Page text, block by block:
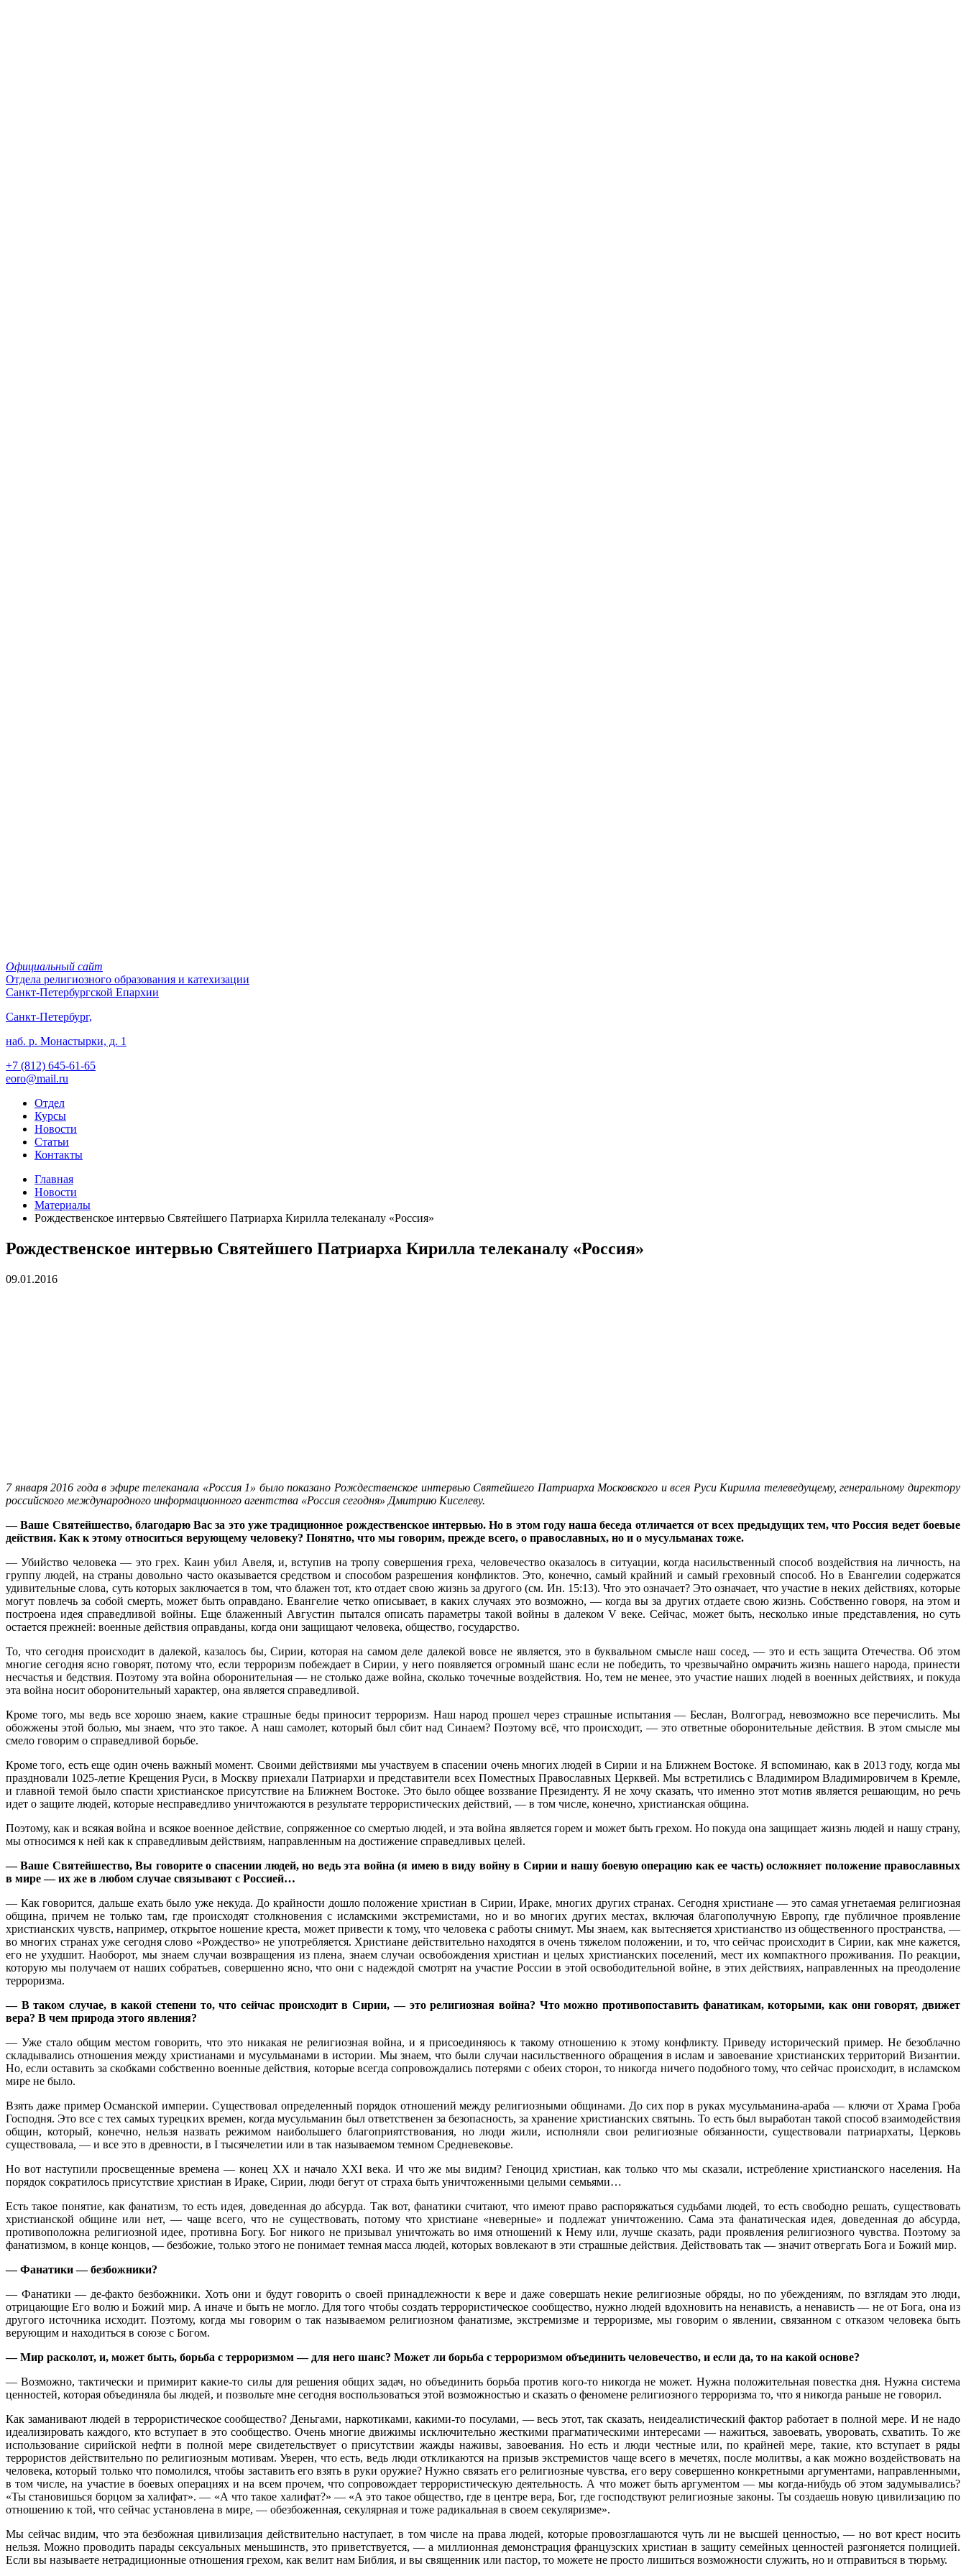
Официальный сайт
Отдела религиозного образования и катехизации
Санкт-Петербургской Епархии
Санкт-Петербург,
наб. р. Монастырки, д. 1
+7 (812) 645-61-65
eoro@mail.ru
Отдел
Курсы
Новости
Статьи
Контакты
Главная
Новости
Материалы
Рождественское интервью Святейшего Патриарха Кирилла телеканалу «Россия»
Рождественское интервью Святейшего Патриарха Кирилла телеканалу «Россия»
09.01.2016
7 января 2016 года в эфире телеканала «Россия 1» было показано Рождественское интервью Святейшего Патриарха Московского и всея Руси Кирилла телеведущему, генеральному директору
российского международного информационного агентства «Россия сегодня» Дмитрию Киселеву.
— Ваше Святейшество, благодарю Вас за это уже традиционное рождественское интервью. Но в этом году наша беседа отличается от всех предыдущих тем, что Россия ведет боевые
действия. Как к этому относиться верующему человеку? Понятно, что мы говорим, прежде всего, о православных, но и о мусульманах тоже.
— Убийство человека — это грех. Каин убил Авеля, и, вступив на тропу совершения греха, человечество оказалось в ситуации, когда насильственный способ воздействия на личность, на
группу людей, на страны довольно часто оказывается средством и способом разрешения конфликтов. Это, конечно, самый крайний и самый греховный способ. Но в Евангелии содержатся
удивительные слова, суть которых заключается в том, что блажен тот, кто отдает свою жизнь за другого (см. Ин. 15:13). Что это означает? Это означает, что участие в неких действиях, которые
могут повлечь за собой смерть, может быть оправдано. Евангелие четко описывает, в каких случаях это возможно, — когда вы за других отдаете свою жизнь. Собственно говоря, на этом и
построена идея справедливой войны. Еще блаженный Августин пытался описать параметры такой войны в далеком V веке. Сейчас, может быть, несколько иные представления, но суть
остается прежней: военные действия оправданы, когда они защищают человека, общество, государство.
То, что сегодня происходит в далекой, казалось бы, Сирии, которая на самом деле далекой вовсе не является, это в буквальном смысле наш сосед, — это и есть защита Отечества. Об этом
многие сегодня ясно говорят, потому что, если терроризм побеждает в Сирии, у него появляется огромный шанс если не победить, то чрезвычайно омрачить жизнь нашего народа, принести
несчастья и бедствия. Поэтому эта война оборонительная — не столько даже война, сколько точечные воздействия. Но, тем не менее, это участие наших людей в военных действиях, и покуда
эта война носит оборонительный характер, она является справедливой.
Кроме того, мы ведь все хорошо знаем, какие страшные беды приносит терроризм. Наш народ прошел через страшные испытания — Беслан, Волгоград, невозможно все перечислить. Мы
обожжены этой болью, мы знаем, что это такое. А наш самолет, который был сбит над Синаем? Поэтому всё, что происходит, — это ответные оборонительные действия. В этом смысле мы
смело говорим о справедливой борьбе.
Кроме того, есть еще один очень важный момент. Своими действиями мы участвуем в спасении очень многих людей в Сирии и на Ближнем Востоке. Я вспоминаю, как в 2013 году, когда мы
праздновали 1025-летие Крещения Руси, в Москву приехали Патриархи и представители всех Поместных Православных Церквей. Мы встретились с Владимиром Владимировичем в Кремле,
и главной темой было спасти христианское присутствие на Ближнем Востоке. Это было общее воззвание Президенту. Я не хочу сказать, что именно этот мотив является решающим, но речь
идет о защите людей, которые несправедливо уничтожаются в результате террористических действий, — в том числе, конечно, христианская община.
Поэтому, как и всякая война и всякое военное действие, сопряженное со смертью людей, и эта война является горем и может быть грехом. Но покуда она защищает жизнь людей и нашу страну,
мы относимся к ней как к справедливым действиям, направленным на достижение справедливых целей.
— Ваше Святейшество, Вы говорите о спасении людей, но ведь эта война (я имею в виду войну в Сирии и нашу боевую операцию как ее часть) осложняет положение православных
в мире — их же в любом случае связывают с Россией…
— Как говорится, дальше ехать было уже некуда. До крайности дошло положение христиан в Сирии, Ираке, многих других странах. Сегодня христиане — это самая угнетаемая религиозная
община, причем не только там, где происходят столкновения с исламскими экстремистами, но и во многих других местах, включая благополучную Европу, где публичное проявление
христианских чувств, например, открытое ношение креста, может привести к тому, что человека с работы снимут. Мы знаем, как вытесняется христианство из общественного пространства, —
во многих странах уже сегодня слово «Рождество» не употребляется. Христиане действительно находятся в очень тяжелом положении, и то, что сейчас происходит в Сирии, как мне кажется,
его не ухудшит. Наоборот, мы знаем случаи возвращения из плена, знаем случаи освобождения христиан и целых христианских поселений, мест их компактного проживания. По реакции,
которую мы получаем от наших собратьев, совершенно ясно, что они с надеждой смотрят на участие России в этой освободительной войне, в этих действиях, направленных на преодоление
терроризма.
— В таком случае, в какой степени то, что сейчас происходит в Сирии, — это религиозная война? Что можно противопоставить фанатикам, которыми, как они говорят, движет
вера? В чем природа этого явления?
— Уже стало общим местом говорить, что это никакая не религиозная война, и я присоединяюсь к такому отношению к этому конфликту. Приведу исторический пример. Не безоблачно
складывались отношения между христианами и мусульманами в истории. Мы знаем, что были случаи насильственного обращения в ислам и завоевание христианских территорий Византии.
Но, если оставить за скобками собственно военные действия, которые всегда сопровождались потерями с обеих сторон, то никогда ничего подобного тому, что сейчас происходит, в исламском
мире не было.
Взять даже пример Османской империи. Существовал определенный порядок отношений между религиозными общинами. До сих пор в руках мусульманина-араба — ключи от Храма Гроба
Господня. Это все с тех самых турецких времен, когда мусульманин был ответственен за безопасность, за хранение христианских святынь. То есть был выработан такой способ взаимодействия
общин, который, конечно, нельзя назвать режимом наибольшего благоприятствования, но люди жили, исполняли свои религиозные обязанности, существовали патриархаты, Церковь
существовала, — и все это в древности, в I тысячелетии или в так называемом темном Средневековье.
Но вот наступили просвещенные времена — конец XX и начало XXI века. И что же мы видим? Геноцид христиан, как только что мы сказали, истребление христианского населения. На
порядок сократилось присутствие христиан в Ираке, Сирии, люди бегут от страха быть уничтоженными целыми семьями…
Есть такое понятие, как фанатизм, то есть идея, доведенная до абсурда. Так вот, фанатики считают, что имеют право распоряжаться судьбами людей, то есть свободно решать, существовать
христианской общине или нет, — чаще всего, что не существовать, потому что христиане «неверные» и подлежат уничтожению. Сама эта фанатическая идея, доведенная до абсурда,
противоположна религиозной идее, противна Богу. Бог никого не призывал уничтожать во имя отношений к Нему или, лучше сказать, ради проявления религиозного чувства. Поэтому за
фанатизмом, в конце концов, — безбожие, только этого не понимает темная масса людей, которых вовлекают в эти страшные действия. Действовать так — значит отвергать Бога и Божий мир.
— Фанатики — безбожники?
— Фанатики — де-факто безбожники. Хоть они и будут говорить о своей принадлежности к вере и даже совершать некие религиозные обряды, но по убеждениям, по взглядам это люди,
отрицающие Его волю и Божий мир. А иначе и быть не могло. Для того чтобы создать террористическое сообщество, нужно людей вдохновить на ненависть, а ненависть — не от Бога, она из
другого источника исходит. Поэтому, когда мы говорим о так называемом религиозном фанатизме, экстремизме и терроризме, мы говорим о явлении, связанном с отказом человека быть
верующим и находиться в союзе с Богом.
— Мир расколот, и, может быть, борьба с терроризмом — для него шанс? Может ли борьба с терроризмом объединить человечество, и если да, то на какой основе?
— Возможно, тактически и примирит какие-то силы для решения общих задач, но объединить борьба против кого-то никогда не может. Нужна положительная повестка дня. Нужна система
ценностей, которая объединяла бы людей, и позвольте мне сегодня воспользоваться этой возможностью и сказать о феномене религиозного терроризма то, что я никогда раньше не говорил.
Как заманивают людей в террористическое сообщество? Деньгами, наркотиками, какими-то посулами, — весь этот, так сказать, неидеалистический фактор работает в полной мере. И не надо
идеализировать каждого, кто вступает в это сообщество. Очень многие движимы исключительно жесткими прагматическими интересами — нажиться, завоевать, уворовать, схватить. То же
использование сирийской нефти в полной мере свидетельствует о присутствии жажды наживы, завоевания. Но есть и люди честные или, по крайней мере, такие, кто вступает в ряды
террористов действительно по религиозным мотивам. Уверен, что есть, ведь люди откликаются на призыв экстремистов чаще всего в мечетях, после молитвы, а как можно воздействовать на
человека, который только что помолился, чтобы заставить его взять в руки оружие? Нужно связать его религиозные чувства, его веру совершенно конкретными аргументами, направленными,
в том числе, на участие в боевых операциях и на всем прочем, что сопровождает террористическую деятельность. А что может быть аргументом — мы когда-нибудь об этом задумывались?
«Ты становишься борцом за халифат». — «А что такое халифат?» — «А это такое общество, где в центре вера, Бог, где господствуют религиозные законы. Ты создаешь новую цивилизацию по
отношению к той, что сейчас установлена в мире, — обезбоженная, секулярная и тоже радикальная в своем секуляризме».
Мы сейчас видим, что эта безбожная цивилизация действительно наступает, в том числе на права людей, которые провозглашаются чуть ли не высшей ценностью, — но вот крест носить
нельзя. Можно проводить парады сексуальных меньшинств, это приветствуется, — а миллионная демонстрация французских христиан в защиту семейных ценностей разгоняется полицией.
Если вы называете нетрадиционные отношения грехом, как велит нам Библия, и вы священник или пастор, то можете не просто лишиться возможности служить, но и отправиться в тюрьму.